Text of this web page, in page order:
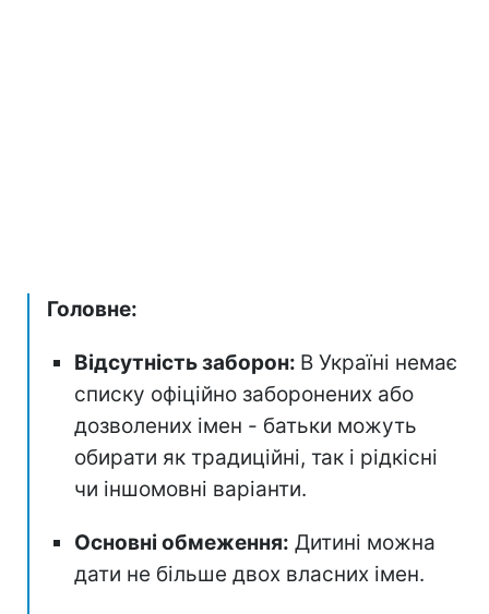
Головне:
Відсутність заборон: В Україні немає
списку офіційно заборонених або
дозволених імен - батьки можуть
обирати як традиційні, так і рідкісні
чи іншомовні варіанти.
Основні обмеження: Дитині можна
дати не більше двох власних імен.